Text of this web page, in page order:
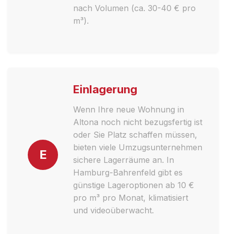
nach Volumen (ca. 30-40 € pro
m³).
E
Einlagerung
Wenn Ihre neue Wohnung in
Altona noch nicht bezugsfertig ist
oder Sie Platz schaffen müssen,
bieten viele Umzugsunternehmen
sichere Lagerräume an. In
Hamburg-Bahrenfeld gibt es
günstige Lageroptionen ab 10 €
pro m³ pro Monat, klimatisiert
und videoüberwacht.